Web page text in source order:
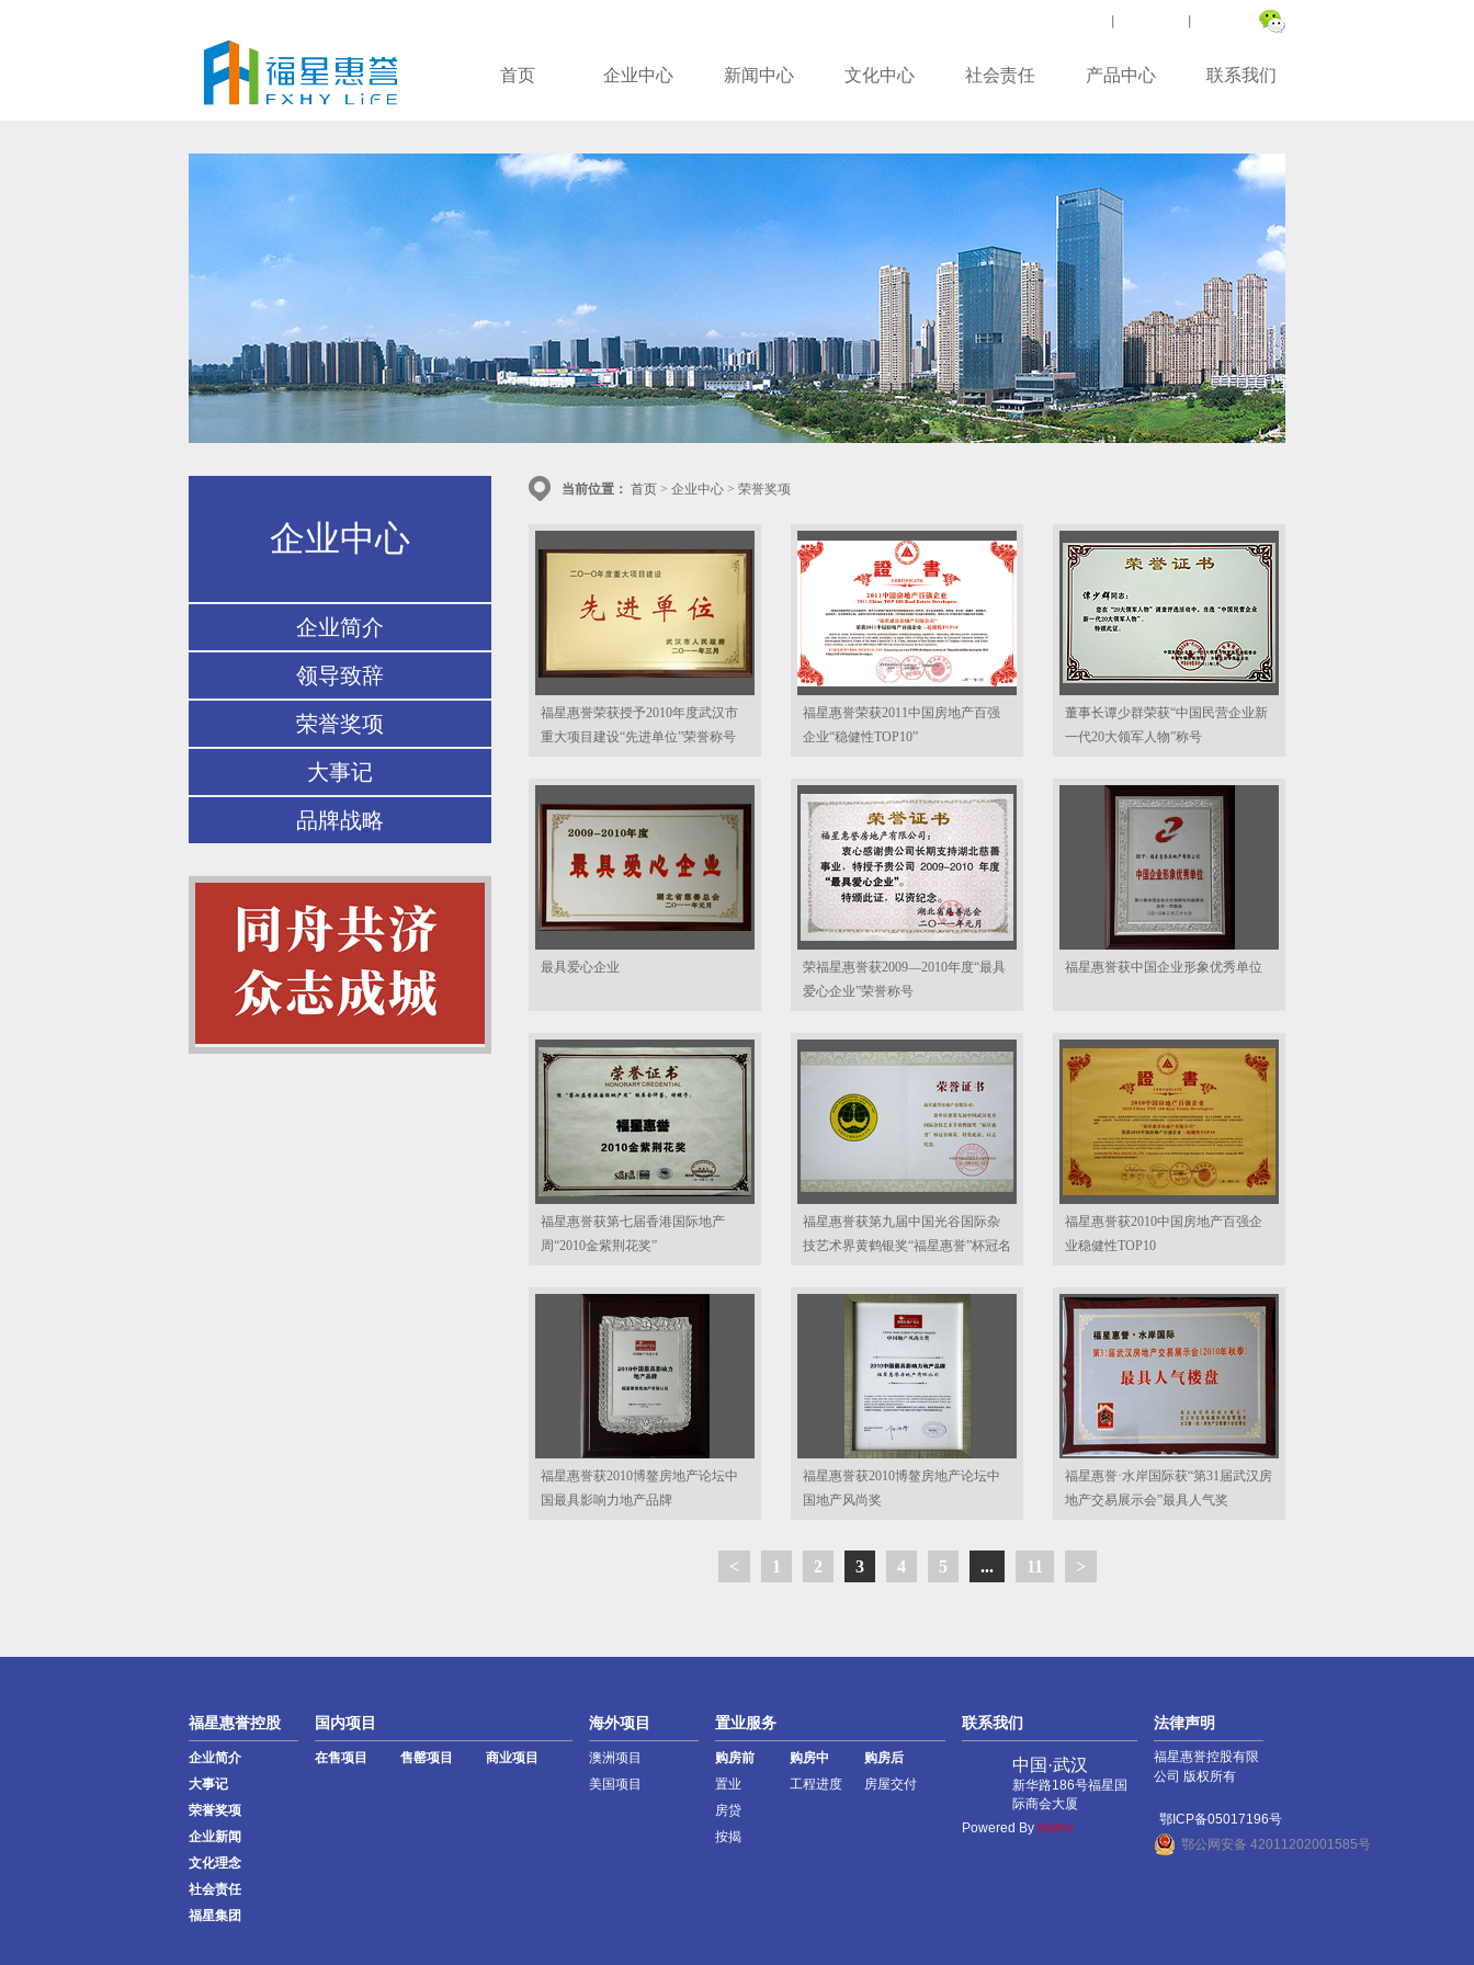
首页 企业中心 新闻中心 文化中心 社会责任 产品中心 联系我们
企业中心
企业简介
领导致辞
荣誉奖项
大事记
品牌战略
当前位置： 首页 > 企业中心 > 荣誉奖项
福星惠誉荣获授予2010年度武汉市
重大项目建设“先进单位”荣誉称号
福星惠誉荣获2011中国房地产百强
企业“稳健性TOP10”
董事长谭少群荣获“中国民营企业新
一代20大领军人物”称号
最具爱心企业
荣福星惠誉获2009—2010年度“最具
爱心企业”荣誉称号
福星惠誉获中国企业形象优秀单位
福星惠誉获第七届香港国际地产
周“2010金紫荆花奖”
福星惠誉获第九届中国光谷国际杂
技艺术界黄鹤银奖“福星惠誉”杯冠名
福星惠誉获2010中国房地产百强企
业稳健性TOP10
福星惠誉获2010博鳌房地产论坛中
国最具影响力地产品牌
福星惠誉获2010博鳌房地产论坛中
国地产风尚奖
福星惠誉·水岸国际获“第31届武汉房
地产交易展示会”最具人气奖
< 1 2 3 4 5 ... 11 >
福星惠誉控股
企业简介
大事记
荣誉奖项
企业新闻
文化理念
社会责任
福星集团
国内项目
在售项目 售罄项目 商业项目
海外项目
澳洲项目
美国项目
置业服务
购房前
置业
房贷
按揭
购房中
工程进度
购房后
房屋交付
联系我们
中国·武汉
新华路186号福星国
际商会大厦
Powered By Matrix
法律声明
福星惠誉控股有限
公司 版权所有
鄂ICP备05017196号
鄂公网安备 42011202001585号